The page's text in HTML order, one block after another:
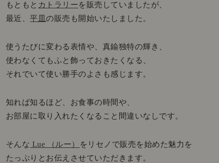
もともと カトラリーを販売していましたが、
最近、平皿の販売も開始いたしました。
使うたびに変わる表情や、真鍮独特の輝き、
使わなくてもふと飾っておきたくなる、
それでいて使い勝手のよさも感じます。
知れば知るほど、お食事の時間や、
お部屋に取り入れたくなること間違いなしです。
そんな Lue （ルー）
をリセノで販売を始めた魅力を
たっぷりとお伝えさせていただきます。